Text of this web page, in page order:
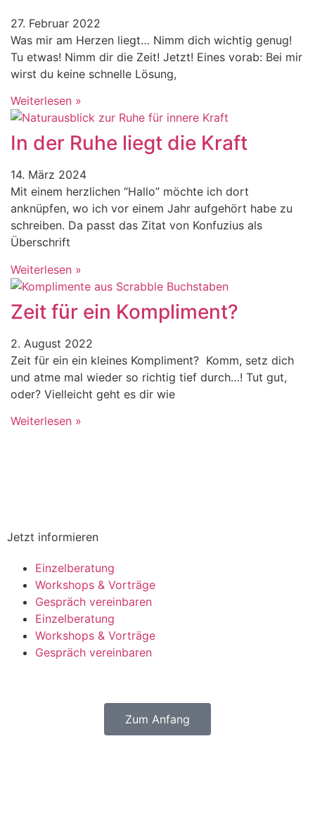
27. Februar 2022
Was mir am Herzen liegt… Nimm dich wichtig genug!
Tu etwas! Nimm dir die Zeit! Jetzt! Eines vorab: Bei mir
wirst du keine schnelle Lösung,
Weiterlesen »
In der Ruhe liegt die Kraft
14. März 2024
Mit einem herzlichen “Hallo” möchte ich dort
anknüpfen, wo ich vor einem Jahr aufgehört habe zu
schreiben. Da passt das Zitat von Konfuzius als
Überschrift
Weiterlesen »
Zeit für ein Kompliment?
2. August 2022
Zeit für ein ein kleines Kompliment? Komm, setz dich
und atme mal wieder so richtig tief durch…! Tut gut,
oder? Vielleicht geht es dir wie
Weiterlesen »
Jetzt informieren
Einzelberatung
Workshops & Vorträge
Gespräch vereinbaren
Einzelberatung
Workshops & Vorträge
Gespräch vereinbaren
Zum Anfang